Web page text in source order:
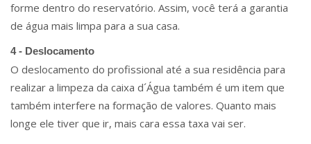
forme dentro do reservatório. Assim, você terá a garantia
de água mais limpa para a sua casa.
4 - Deslocamento
O deslocamento do profissional até a sua residência para
realizar a limpeza da caixa d´Água também é um item que
também interfere na formação de valores. Quanto mais
longe ele tiver que ir, mais cara essa taxa vai ser.